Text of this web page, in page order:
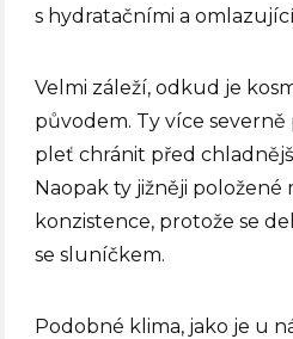
s hydratačními a
Velmi záleží, odkud je
původem. Ty více severně
pleť chránit před
Naopak ty jižněji
konzistence, protože se
se sluníčkem.
Podobné klima, jako je u